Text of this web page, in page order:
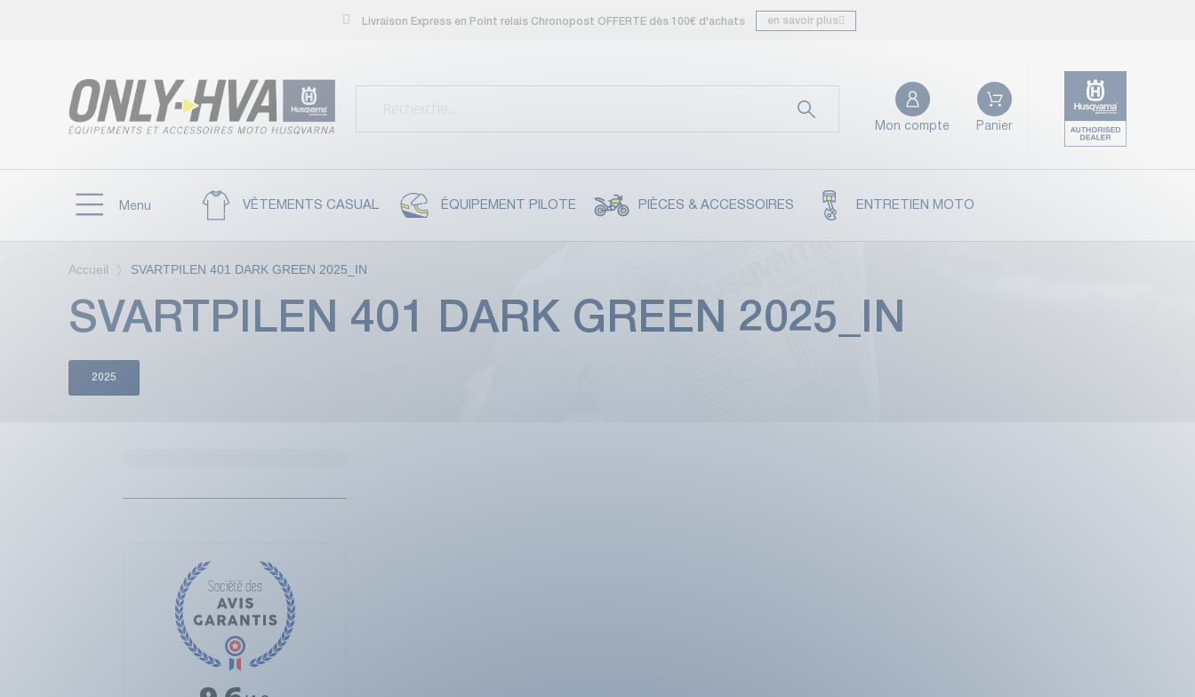
Livraison Express en Point relais Chronopost OFFERTE dès 100€ d'achats en savoir plus
Mon compte Panier
Menu VÊTEMENTS CASUAL ÉQUIPEMENT PILOTE PIÈCES & ACCESSOIRES ENTRETIEN MOTO
Accueil SVARTPILEN 401 DARK GREEN 2025_IN
SVARTPILEN 401 DARK GREEN 2025_IN
2025